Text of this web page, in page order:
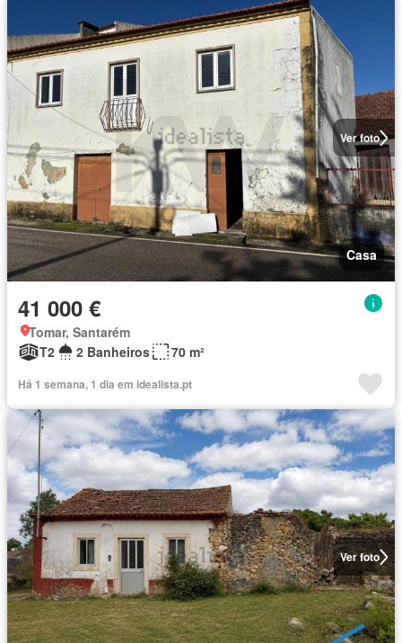
Ver foto
Casa
41 000 €
Tomar, Santarém
T2
2 Banheiros 70 m²
Há 1 semana, 1 dia em idealista.pt
Ver foto